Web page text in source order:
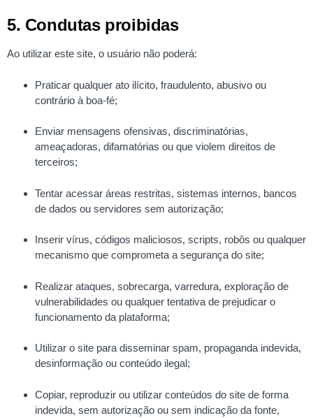
5. Condutas proibidas
Ao utilizar este site, o usuário não poderá:
Praticar qualquer ato ilícito, fraudulento, abusivo ou
contrário à boa-fé;
Enviar mensagens ofensivas, discriminatórias,
ameaçadoras, difamatórias ou que violem direitos de
terceiros;
Tentar acessar áreas restritas, sistemas internos, bancos
de dados ou servidores sem autorização;
Inserir vírus, códigos maliciosos, scripts, robôs ou qualquer
mecanismo que comprometa a segurança do site;
Realizar ataques, sobrecarga, varredura, exploração de
vulnerabilidades ou qualquer tentativa de prejudicar o
funcionamento da plataforma;
Utilizar o site para disseminar spam, propaganda indevida,
desinformação ou conteúdo ilegal;
Copiar, reproduzir ou utilizar conteúdos do site de forma
indevida, sem autorização ou sem indicação da fonte,